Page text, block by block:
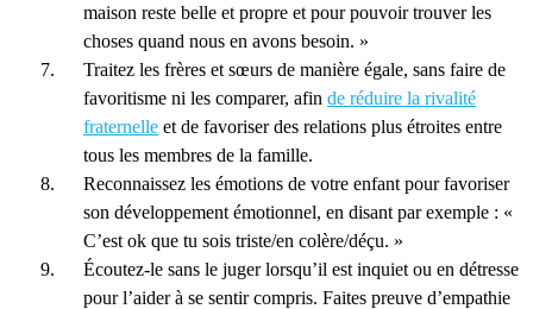
maison reste belle et propre et pour pouvoir trouver les
choses quand nous en avons besoin. »
Traitez les frères et sœurs de manière égale, sans faire de
favoritisme ni les comparer, afin de réduire la rivalité
fraternelle et de favoriser des relations plus étroites entre
tous les membres de la famille.
Reconnaissez les émotions de votre enfant pour favoriser
son développement émotionnel, en disant par exemple : «
C’est ok que tu sois triste/en colère/déçu. »
Écoutez-le sans le juger lorsqu’il est inquiet ou en détresse
pour l’aider à se sentir compris. Faites preuve d’empathie